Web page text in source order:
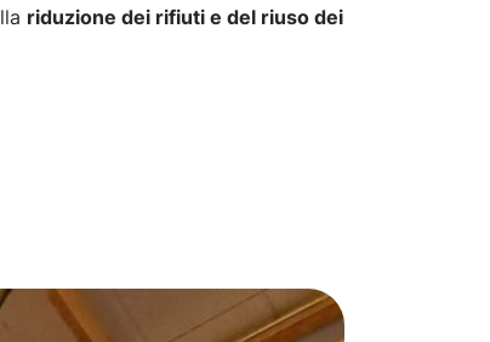
riduzione dei rifiuti e del riuso dei